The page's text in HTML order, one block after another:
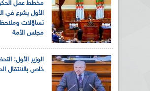
مخطط عمل
الأول يشرع في
تساؤلات
مجلس الأمة
الوزير الأول:
خاص بالانتقال